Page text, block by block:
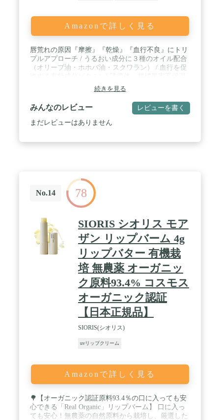
Amazonで詳しく見る
唇荒れの原因『摩擦』『乾燥』『血行不良』にトリ
プルアプローチ / うるおい成分に３種のオイル配合
（オリーブ油・ホホバ油・スクワラン） / 血行を促
成分ビタミンP（グルコシルヘスペリジン）配合。 /
荒れを予防する薬用処方。 / 【有効成分】 トコフ
ェロール酢酸エステル、グリチルレチン酸ステアリ
ル
続きを見る
みんなのレビュー レビューを書く
まだレビューはありません
No.14 78
SIORIS シオリス モア
ザン リップバーム 4g
リップバター 有機栽
培 無農薬 オーガニッ
ク原料93.4% コスモス
オーガニック認証
【日本正規品】
SIORIS(シオリス)
uvリップクリーム
Amazonで詳しく見る
🌳【オーガニック認証原料93.4％の口に入っても安
心できる「Real Organic」リップバーム】 口に入っ
ても安心！無農薬の自然原料から栽培し、厳選した